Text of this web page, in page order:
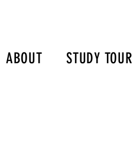
ABOUT STUDY